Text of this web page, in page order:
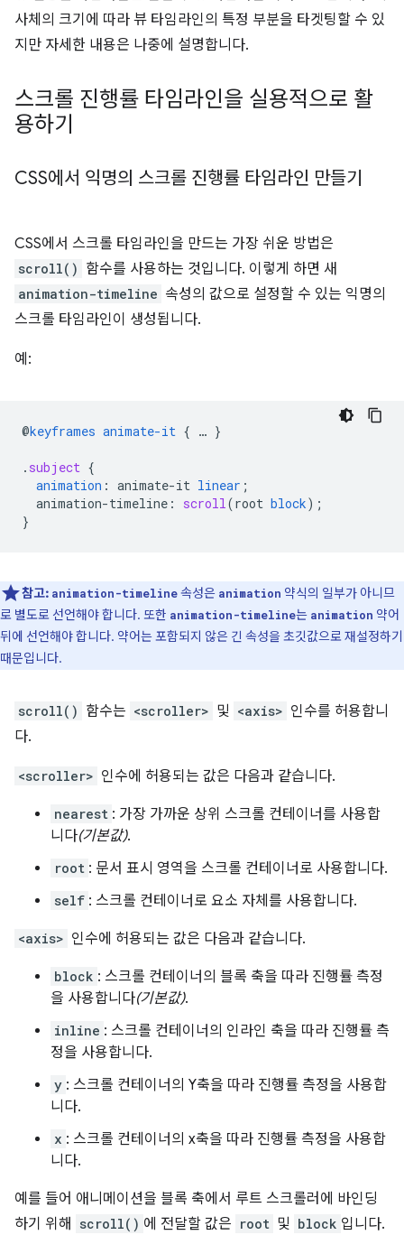
사체의 크기에 따라 뷰 타임라인의 특정 부분을 타겟팅할 수 있
지만 자세한 내용은 나중에 설명합니다.
스크롤 진행률 타임라인을 실용적으로 활
용하기
CSS에서 익명의 스크롤 진행률 타임라인 만들기
CSS에서 스크롤 타임라인을 만드는 가장 쉬운 방법은
scroll() 함수를 사용하는 것입니다. 이렇게 하면 새
animation-timeline 속성의 값으로 설정할 수 있는 익명의
스크롤 타임라인이 생성됩니다.
예:
@keyframes animate-it { … }
. subject {
animation : animate-it linear ;
animation-timeline : scroll(root block);
}
참고: animation-timeline속성은 animation 약식의 일부가 아니므
로 별도로 선언해야 합니다. 또한 animation-timeline는 animation 약어
뒤에 선언해야 합니다. 약어는 포함되지 않은 긴 속성을 초깃값으로 재설정하기
때문입니다.
scroll() 함수는 <scroller> 및 <axis> 인수를 허용합니
다.
<scroller> 인수에 허용되는 값은 다음과 같습니다.
nearest : 가장 가까운 상위 스크롤 컨테이너를 사용합
니다(기본값).
root : 문서 표시 영역을 스크롤 컨테이너로 사용합니다.
self : 스크롤 컨테이너로 요소 자체를 사용합니다.
<axis> 인수에 허용되는 값은 다음과 같습니다.
block : 스크롤 컨테이너의 블록 축을 따라 진행률 측정
을 사용합니다(기본값).
inline : 스크롤 컨테이너의 인라인 축을 따라 진행률 측
정을 사용합니다.
y : 스크롤 컨테이너의 Y축을 따라 진행률 측정을 사용합
니다.
x : 스크롤 컨테이너의 x축을 따라 진행률 측정을 사용합
니다.
예를 들어 애니메이션을 블록 축에서 루트 스크롤러에 바인딩
하기 위해
scroll() 에 전달할 값은 root 및 block 입니다.